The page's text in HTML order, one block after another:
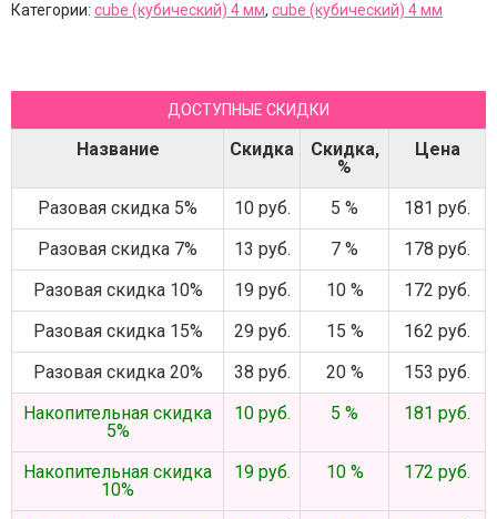
Категории: cube (кубический) 4 мм, cube (кубический) 4 мм
ДОСТУПНЫЕ СКИДКИ
Название Скидка
Скидка,
%
Цена
Разовая скидка 5% 10 руб. 5 %
181 руб.
Разовая скидка 7%
13 руб. 7 %
178 руб.
Разовая скидка 10%
19 руб. 10 %
172 руб.
Разовая скидка 15%
29 руб. 15 %
162 руб.
Разовая скидка 20%
38 руб. 20 %
153 руб.
Накопительная скидка
5%
10 руб. 5 % 181 руб.
Накопительная скидка
10%
19 руб. 10 % 172 руб.